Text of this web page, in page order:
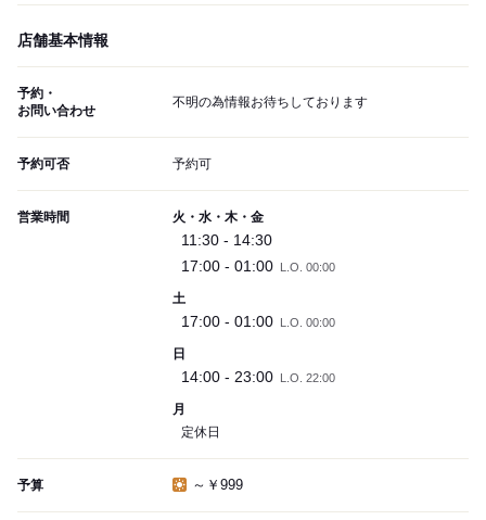
店舗基本情報
予約・
お問い合わせ
不明の為情報お待ちしております
予約可否 予約可
営業時間 火・水・木・金
11:30 - 14:30
17:00 - 01:00
L.O. 00:00
土
17:00 - 01:00 L.O. 00:00
日
14:00 - 23:00 L.O. 22:00
月
定休日
予算 ～￥999